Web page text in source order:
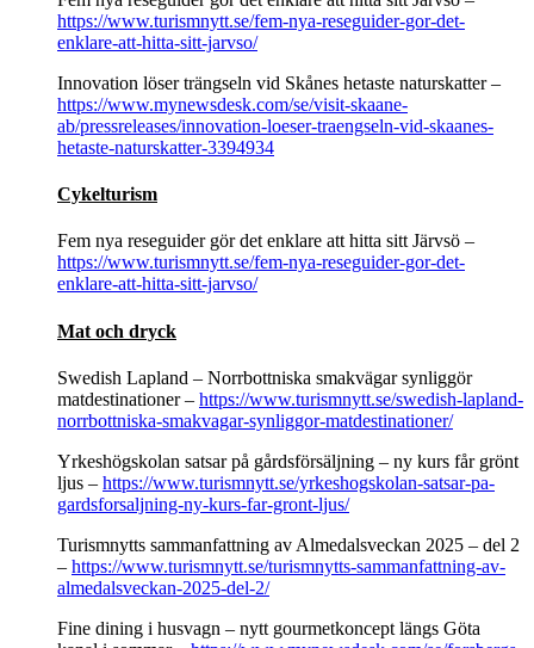
https://www.turismnytt.se/fem-nya-reseguider-gor-det-
enklare-att-hitta-sitt-jarvso/
Innovation löser trängseln vid Skånes hetaste naturskatter –
https://www.mynewsdesk.com/se/visit-skaane-
ab/pressreleases/innovation-loeser-traengseln-vid-skaanes-
hetaste-naturskatter-3394934
Cykelturism
Fem nya reseguider gör det enklare att hitta sitt Järvsö –
https://www.turismnytt.se/fem-nya-reseguider-gor-det-
enklare-att-hitta-sitt-jarvso/
Mat och dryck
Swedish Lapland – Norrbottniska smakvägar synliggör
matdestinationer – https://www.turismnytt.se/swedish-lapland-
norrbottniska-smakvagar-synliggor-matdestinationer/
Yrkeshögskolan satsar på gårdsförsäljning – ny kurs får grönt
ljus – https://www.turismnytt.se/yrkeshogskolan-satsar-pa-
gardsforsaljning-ny-kurs-far-gront-ljus/
Turismnytts sammanfattning av Almedalsveckan 2025 – del 2
– https://www.turismnytt.se/turismnytts-sammanfattning-av-
almedalsveckan-2025-del-2/
Fine dining i husvagn – nytt gourmetkoncept längs Göta